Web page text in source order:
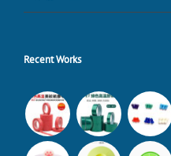
Recent Works